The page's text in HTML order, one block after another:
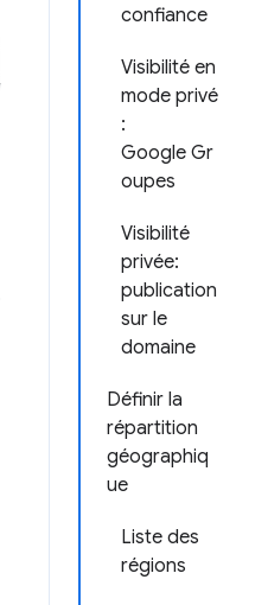
confiance
Visibilité en
mode privé
:
Google Gr
oupes
Visibilité
privée:
publication
sur le
domaine
Définir la
répartition
géographiq
ue
Liste des
régions